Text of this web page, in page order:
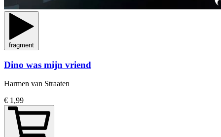
fragment
Dino was mijn vriend
Harmen van Straaten
€ 1,99